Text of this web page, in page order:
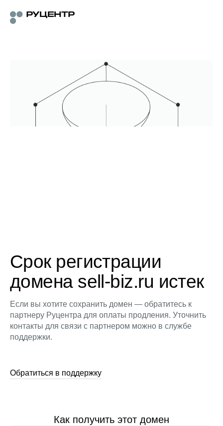
Срок регистрации
домена sell-biz.ru истек
Если вы хотите сохранить домен — обратитесь к
партнеру Руцентра для оплаты продления. Уточнить
контакты для связи с партнером можно в службе
поддержки.
Обратиться в поддержку
Как получить этот домен